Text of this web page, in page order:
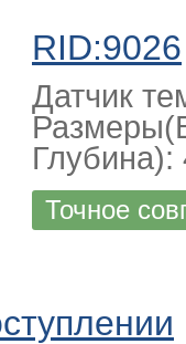
RID:9026
Датчик
Глубина):
Точное